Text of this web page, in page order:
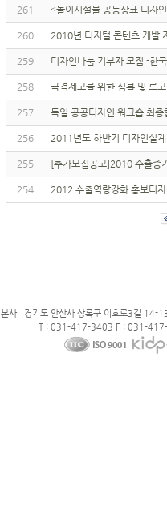
261 ˂놀이시설물 공동상표 디자
260 2010년 디지털 콘텐츠 개발
259 디자인나눔 기부자 모집 -한
258 국격제고를 위한 심볼 및 로
257 독일 공공디자인 워크숍 최
256 2011년도 하반기 디자인설
255 [추가모집공고]2010 수출중
254 2012 수출역량강화 홍보디
본사 : 경기도 안산사 상록구 이호로3길 14-
T : 031-417-3403 F : 031-